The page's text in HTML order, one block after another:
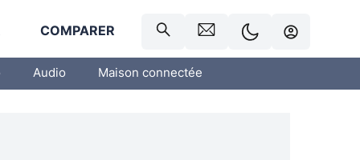
COMPARER
Audio Maison connectée